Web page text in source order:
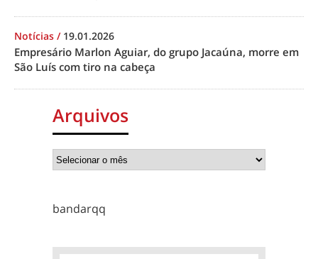
Notícias / 19.01.2026
Empresário Marlon Aguiar, do grupo Jacaúna, morre em
São Luís com tiro na cabeça
Arquivos
bandarqq